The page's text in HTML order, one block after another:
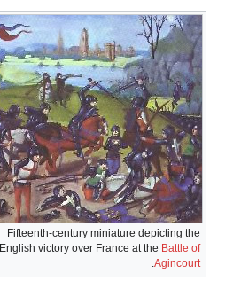
Fifteenth-century miniature depicting the
English victory over France at the Battle of
Agincourt
.